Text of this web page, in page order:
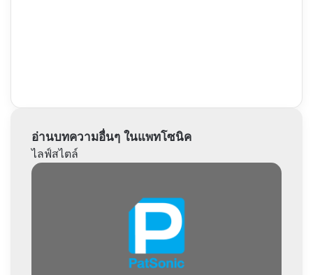
อ่านบทความอื่นๆ ในแพทโซนิค
ไลฟ์สไตล์